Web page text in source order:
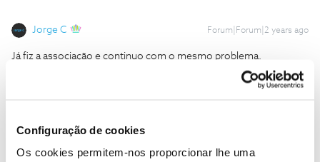
Configuração de cookies
Os cookies permitem-nos proporcionar lhe uma
Jorge C Forum|Forum|2 years ago
Já fiz a associação e continuo com o mesmo problema.
Obrigado